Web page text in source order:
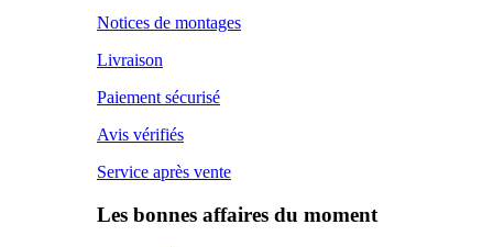
Notices de montages
Livraison
Paiement sécurisé
Avis vérifiés
Service après vente
Les bonnes affaires du moment